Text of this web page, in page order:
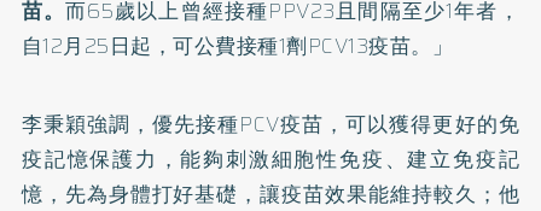
苗。而65歲以上曾經接種PPV23且間隔至少1年者，
自12月25日起，可公費接種1劑PCV13疫苗。」
李秉穎強調，優先接種PCV疫苗，可以獲得更好的免
疫記憶保護力，能夠刺激細胞性免疫、建立免疫記
憶，先為身體打好基礎，讓疫苗效果能維持較久；他